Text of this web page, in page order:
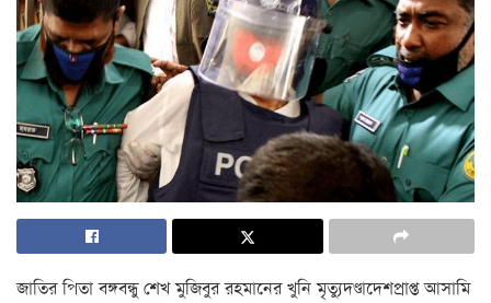
জাতির পিতা বঙ্গবন্ধু শেখ মুজিবুর রহমানের খুনি মৃত্যুদণ্ডাদেশপ্রাপ্ত আসামি